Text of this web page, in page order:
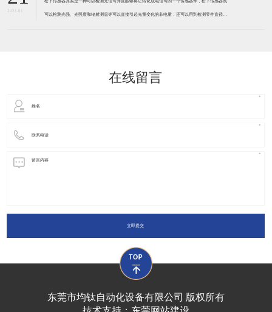
2021-01
松下传感器其实是一种可以检测光信号并且能够将它转化成电信号的一个传感器件，松下传感器既
可以检测光强、光照度和辐射测温等可以直接引起光量变化的非电量，还可以用到检测零件直径、
在线留言
立即提交
东莞市均钛自动化设备有限公司 版权所有